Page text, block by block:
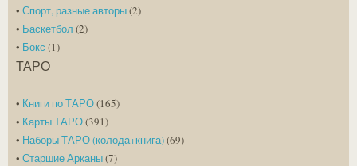
• Спорт, разные авторы(2)
• Баскетбол (2)
• Бокс (1)
ТАРО
• Книги по ТАРО(165)
• Карты ТАРО(391)
• Наборы ТАРО (колода+книга)(69)
• Старшие Арканы(7)